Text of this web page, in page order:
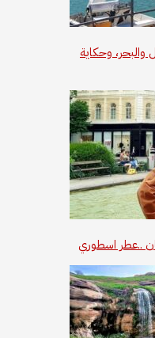
والبحر، وحكاية
..عطر اسطوري